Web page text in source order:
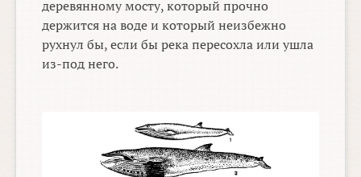
деревянному мосту, который прочно
держится на воде и который неизбежно
рухнул бы, если бы река пересохла или ушла
из-под него.